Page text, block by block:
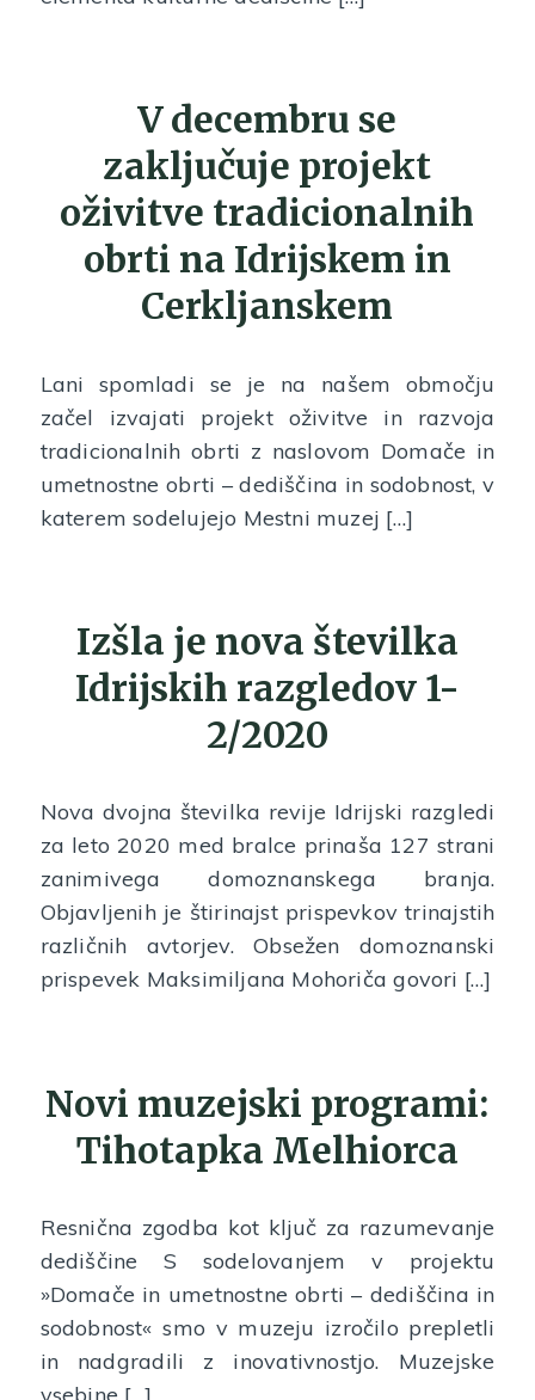
V decembru se
zaključuje projekt
oživitve tradicionalnih
obrti na Idrijskem in
Cerkljanskem
Lani spomladi se je na našem območju
začel izvajati projekt oživitve in razvoja
tradicionalnih obrti z naslovom Domače in
umetnostne obrti – dediščina in sodobnost, v
katerem sodelujejo Mestni muzej […]
Izšla je nova številka
Idrijskih razgledov 1-
2/2020
Nova dvojna številka revije Idrijski razgledi
za leto 2020 med bralce prinaša 127 strani
zanimivega domoznanskega branja.
Objavljenih je štirinajst prispevkov trinajstih
različnih avtorjev. Obsežen domoznanski
prispevek Maksimiljana Mohoriča govori […]
Novi muzejski programi:
Tihotapka Melhiorca
Resnična zgodba kot ključ za razumevanje
dediščine S sodelovanjem v projektu
»Domače in umetnostne obrti – dediščina in
sodobnost« smo v muzeju izročilo prepletli
in nadgradili z inovativnostjo. Muzejske
vsebine […]